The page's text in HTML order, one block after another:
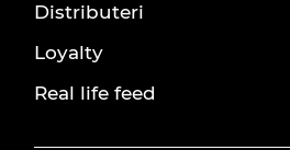
Distributeri
Loyalty
Real life feed